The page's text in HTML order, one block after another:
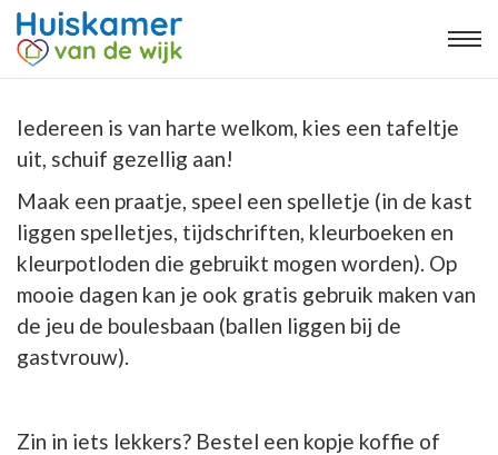
Iedereen is van harte welkom, kies een tafeltje
uit, schuif gezellig aan!
Maak een praatje, speel een spelletje (in de kast
liggen spelletjes, tijdschriften, kleurboeken en
kleurpotloden die gebruikt mogen worden). Op
mooie dagen kan je ook gratis gebruik maken van
de jeu de boulesbaan (ballen liggen bij de
gastvrouw).
Zin in iets lekkers? Bestel een kopje koffie of